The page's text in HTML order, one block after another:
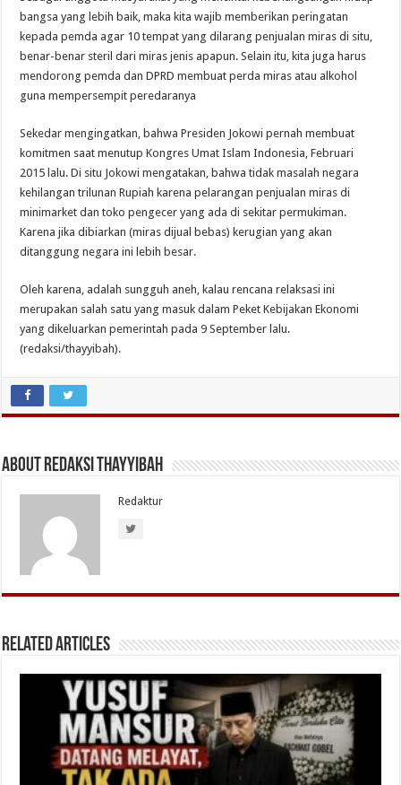
bangsa yang lebih baik, maka kita wajib memberikan peringatan
kepada pemda agar 10 tempat yang dilarang penjualan miras di situ,
benar-benar steril dari miras jenis apapun. Selain itu, kita juga harus
mendorong pemda dan DPRD membuat perda miras atau alkohol
guna mempersempit peredaranya
Sekedar mengingatkan, bahwa Presiden Jokowi pernah membuat
komitmen saat menutup Kongres Umat Islam Indonesia, Februari
2015 lalu. Di situ Jokowi mengatakan, bahwa tidak masalah negara
kehilangan trilunan Rupiah karena pelarangan penjualan miras di
minimarket dan toko pengecer yang ada di sekitar permukiman.
Karena jika dibiarkan (miras dijual bebas) kerugian yang akan
ditanggung negara ini lebih besar.
Oleh karena, adalah sungguh aneh, kalau rencana relaksasi ini
merupakan salah satu yang masuk dalam Peket Kebijakan Ekonomi
yang dikeluarkan pemerintah pada 9 September lalu.
(redaksi/thayyibah).
About Redaksi Thayyibah
Redaktur
Related Articles